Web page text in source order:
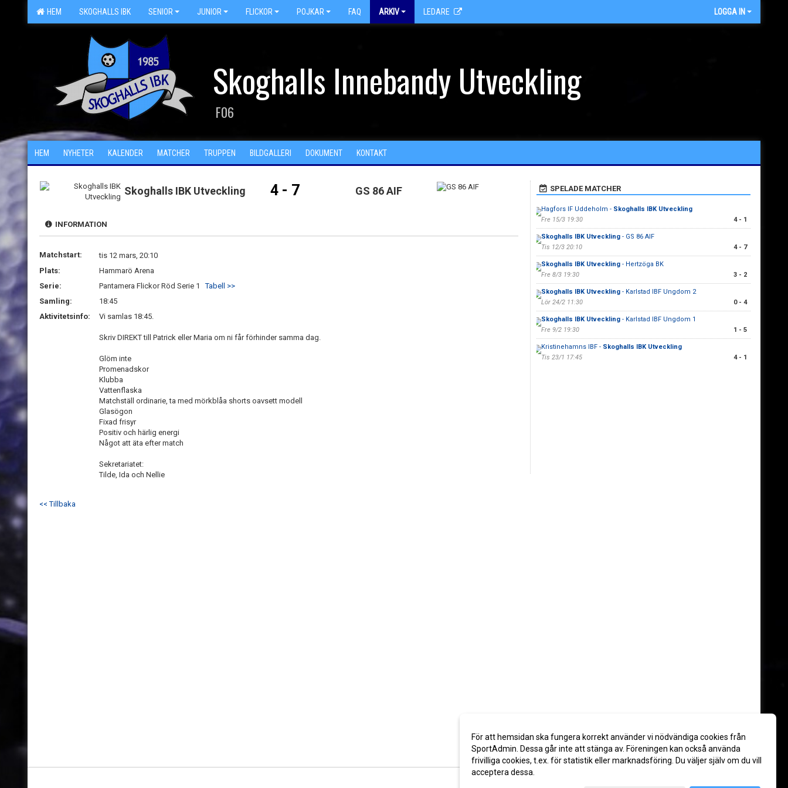
HEM SKOGHALLS IBK SENIOR JUNIOR FLICKOR POJKAR FAQ ARKIV LEDARE LOGGA IN
Skoghalls Innebandy Utveckling
F06
HEM NYHETER KALENDER MATCHER TRUPPEN BILDGALLERI DOKUMENT KONTAKT
Skoghalls IBK Utveckling 4 - 7 GS 86 AIF
INFORMATION
Matchstart:
tis 12 mars, 20:10
Plats:
Hammarö Arena
Serie:
Pantamera Flickor Röd Serie 1Tabell >>
Samling:
18:45
Aktivitetsinfo:
Vi samlas 18:45.
Skriv DIREKT till Patrick eller Maria om ni får förhinder samma dag.
Glöm inte
Promenadskor
Klubba
Vattenflaska
Matchställ ordinarie, ta med mörkblåa shorts oavsett modell
Glasögon
Fixad frisyr
Positiv och härlig energi
Något att äta efter match
Sekretariatet:
Tilde, Ida och Nellie
<< Tillbaka
SPELADE MATCHER
Hagfors IF Uddeholm - Skoghalls IBK Utveckling
Fre 15/3 19:30
4 - 1
Skoghalls IBK Utveckling - GS 86 AIF
Tis 12/3 20:10
4 - 7
Skoghalls IBK Utveckling - Hertzöga BK
Fre 8/3 19:30
3 - 2
Skoghalls IBK Utveckling - Karlstad IBF Ungdom 2
Lör 24/2 11:30
0 - 4
Skoghalls IBK Utveckling - Karlstad IBF Ungdom 1
Fre 9/2 19:30
1 - 5
Kristinehamns IBF - Skoghalls IBK Utveckling
Tis 23/1 17:45
4 - 1
För att hemsidan ska fungera korrekt använder vi nödvändiga cookies från
SportAdmin. Dessa går inte att stänga av. Föreningen kan också använda
frivilliga cookies, t.ex. för statistik eller marknadsföring. Du väljer själv om du vill
acceptera dessa.